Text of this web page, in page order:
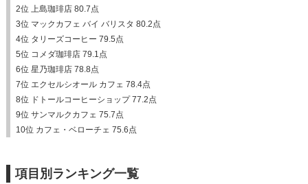
2位 上島珈琲店 80.7点
3位 マックカフェ バイ バリスタ 80.2点
4位 タリーズコーヒー 79.5点
5位 コメダ珈琲店 79.1点
6位 星乃珈琲店 78.8点
7位 エクセルシオール カフェ 78.4点
8位 ドトールコーヒーショップ 77.2点
9位 サンマルクカフェ 75.7点
10位 カフェ・ベローチェ 75.6点
項目別ランキング一覧